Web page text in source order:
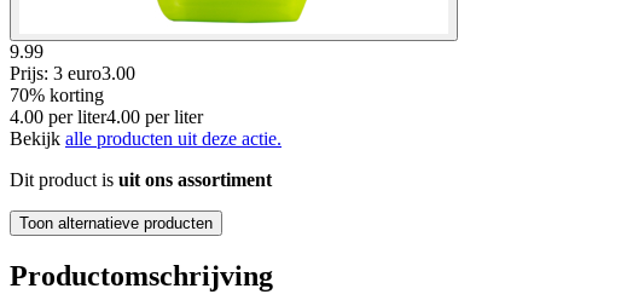
9.99
Prijs: 3 euro3.00
70% korting
4.00 per liter4.00 per liter
Bekijk alle producten uit deze actie.
Dit product is uit ons assortiment
Toon alternatieve producten
Productomschrijving